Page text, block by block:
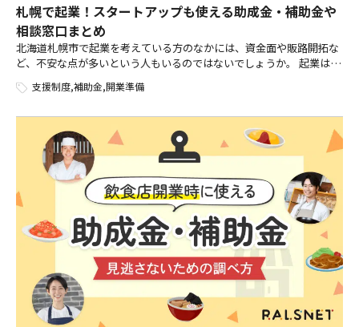
札幌で起業！スタートアップも使える助成金・補助金や
相談窓口まとめ
北海道札幌市で起業を考えている方のなかには、資金面や販路開拓な
ど、不安な点が多いという人もいるのではないでしょうか。 起業は資
金調達や事業計画・営業など、やるべきことが数多くあるため、不安
や疑問が生まれるのは自然な流れで […]
支援制度,補助金,開業準備